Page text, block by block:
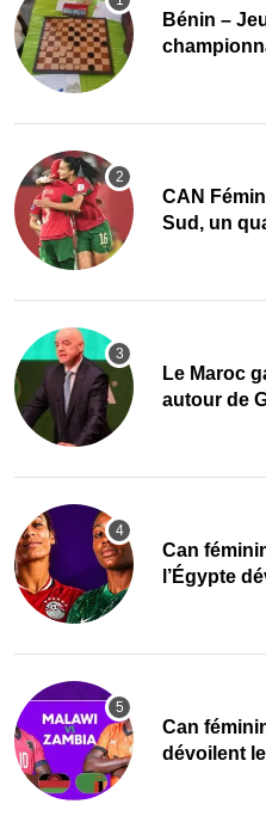
Bénin –
CAN
Sud, un
Le Maroc
autour de
‎Can
l’Égypte
‎Can
dévoilent